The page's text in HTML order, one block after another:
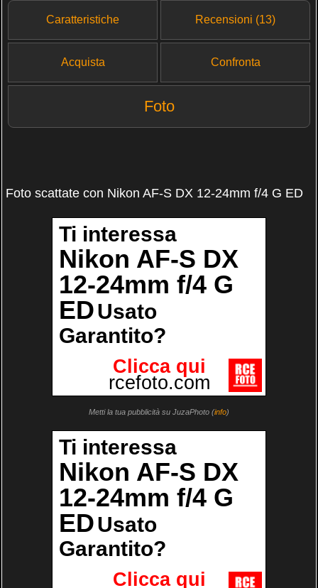
Caratteristiche Recensioni (13)
Acquista Confronta
Foto
Foto scattate con Nikon AF-S DX 12-24mm f/4 G ED
Metti la tua pubblicità su JuzaPhoto (info)